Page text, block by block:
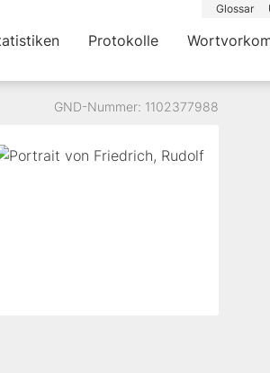
Glossar
Protokolle
GND-Nummer: 1102377988